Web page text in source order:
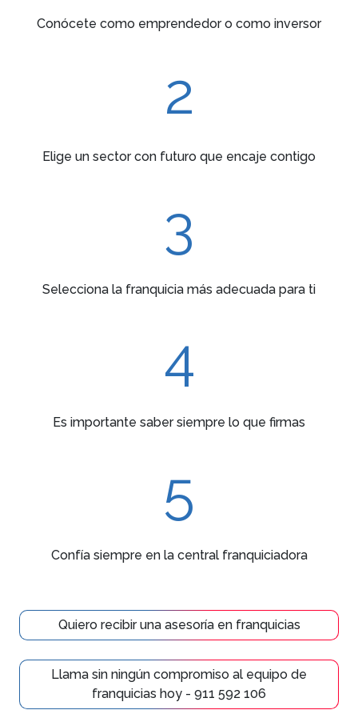
Conócete como emprendedor o como inversor
2
Elige un sector con futuro que encaje contigo
3
Selecciona la franquicia más adecuada para ti
4
Es importante saber siempre lo que firmas
5
Confía siempre en la central franquiciadora
Quiero recibir una asesoría en franquicias
Llama sin ningún compromiso al equipo de
franquicias hoy - 911 592 106